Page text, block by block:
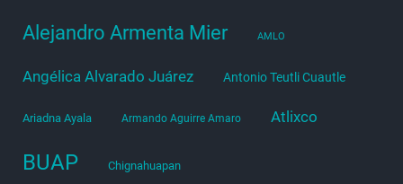
Alejandro Armenta Mier AMLO
Angélica Alvarado Juárez Antonio Teutli Cuautle
Ariadna Ayala Armando Aguirre Amaro Atlixco
BUAP Chignahuapan